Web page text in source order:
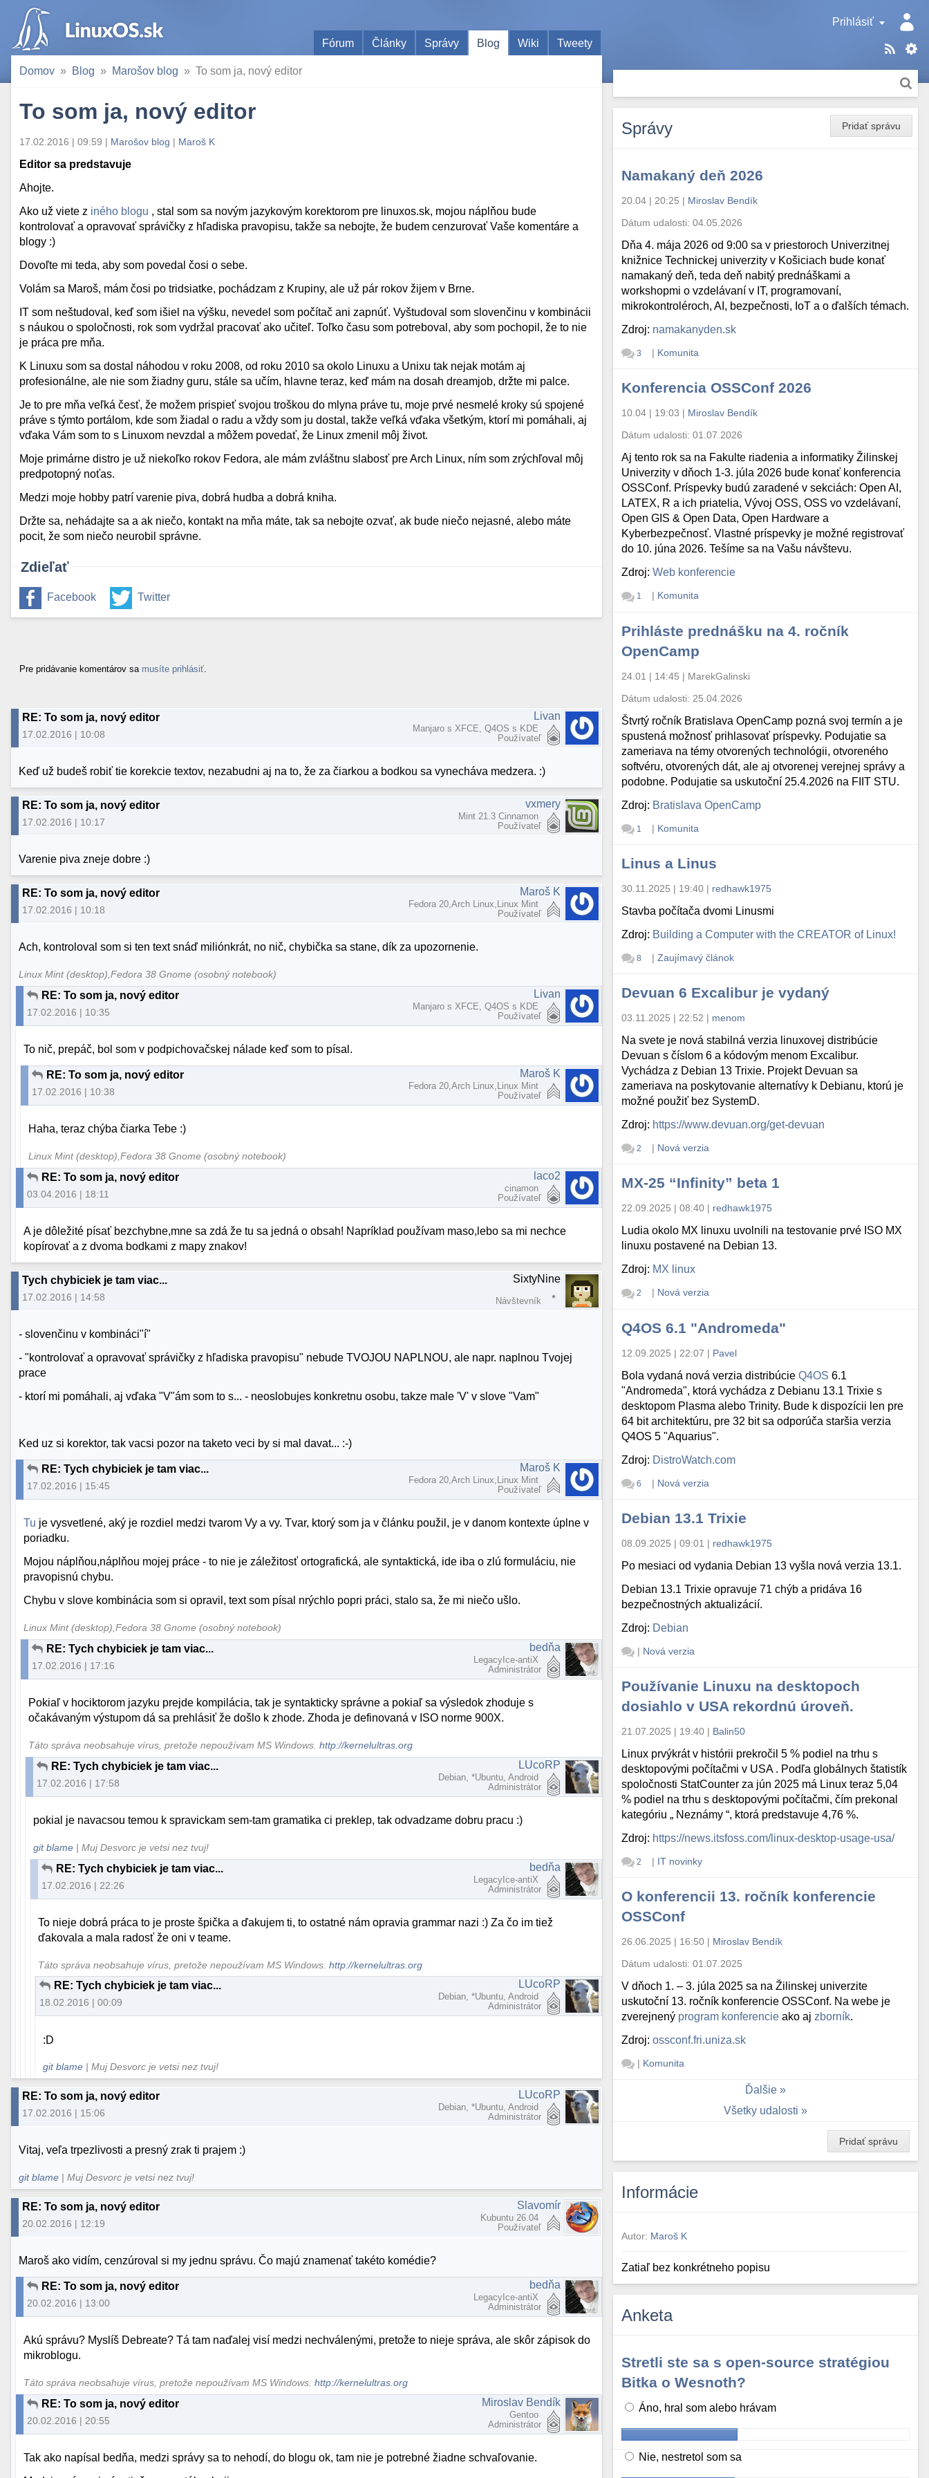
Prihlásiť
Fórum
Články Správy Blog Wiki Tweety
Domov Blog Marošov blog To som ja, nový editor
To som ja, nový editor
17.02.2016 | 09:59 | Marošov blog | Maroš K
Editor sa predstavuje
Ahojte.
Ako už viete z iného blogu , stal som sa novým jazykovým korektorom pre linuxos.sk, mojou náplňou bude
kontrolovať a opravovať správičky z hľadiska pravopisu, takže sa nebojte, že budem cenzurovať Vaše komentáre a
blogy :)
Dovoľte mi teda, aby som povedal čosi o sebe.
Volám sa Maroš, mám čosi po tridsiatke, pochádzam z Krupiny, ale už pár rokov žijem v Brne.
IT som neštudoval, keď som išiel na výšku, nevedel som počítač ani zapnúť. Vyštudoval som slovenčinu v kombinácii
s náukou o spoločnosti, rok som vydržal pracovať ako učiteľ. Toľko času som potreboval, aby som pochopil, že to nie
je práca pre mňa.
K Linuxu som sa dostal náhodou v roku 2008, od roku 2010 sa okolo Linuxu a Unixu tak nejak motám aj
profesionálne, ale nie som žiadny guru, stále sa učím, hlavne teraz, keď mám na dosah dreamjob, držte mi palce.
Je to pre mňa veľká česť, že možem prispieť svojou troškou do mlyna práve tu, moje prvé nesmelé kroky sú spojené
práve s týmto portálom, kde som žiadal o radu a vždy som ju dostal, takže veľká vďaka všetkým, ktorí mi pomáhali, aj
vďaka Vám som to s Linuxom nevzdal a môžem povedať, že Linux zmenil môj život.
Moje primárne distro je už niekoľko rokov Fedora, ale mám zvláštnu slabosť pre Arch Linux, ním som zrýchľoval môj
predpotopný noťas.
Medzi moje hobby patrí varenie piva, dobrá hudba a dobrá kniha.
Držte sa, nehádajte sa a ak niečo, kontakt na mňa máte, tak sa nebojte ozvať, ak bude niečo nejasné, alebo máte
pocit, že som niečo neurobil správne.
Zdieľať
Facebook Twitter
Pre pridávanie komentárov sa musíte prihlásiť
RE: To som ja, nový editor
17.02.2016 | 10:08
Livan
Manjaro s XFCE, Q4OS s KDE
Používateľ
Keď už budeš robiť tie korekcie textov, nezabudni aj na to, že za čiarkou a bodkou sa vynecháva medzera. :)
RE: To som ja, nový editor
17.02.2016 | 10:17
vxmery
Mint 21.3 Cinnamon
Používateľ
Varenie piva zneje dobre :)
RE: To som ja, nový editor
17.02.2016 | 10:18
Maroš K
Fedora 20,Arch Linux,Linux Mint
Používateľ
Ach, kontroloval som si ten text snáď miliónkrát, no nič, chybička sa stane, dík za upozornenie.
Linux Mint (desktop),Fedora 38 Gnome (osobný notebook)
RE: To som ja, nový editor
17.02.2016 | 10:35
Livan
Manjaro s XFCE, Q4OS s KDE
Používateľ
To nič, prepáč, bol som v podpichovačskej nálade keď som to písal.
RE: To som ja, nový editor
17.02.2016 | 10:38
Maroš K
Fedora 20,Arch Linux,Linux Mint
Používateľ
Haha, teraz chýba čiarka Tebe :)
Linux Mint (desktop),Fedora 38 Gnome (osobný notebook)
RE: To som ja, nový editor
03.04.2016 | 18:11
laco2
cinamon
Používateľ
A je dôležité písať bezchybne,mne sa zdá že tu sa jedná o obsah! Napríklad používam maso,lebo sa mi nechce
kopírovať a z dvoma bodkami z mapy znakov!
Tych chybiciek je tam viac...
17.02.2016 | 14:58
SixtyNine
Návštevník
- slovenčinu v kombináci"í"
- "kontrolovať a opravovať správičky z hľadiska pravopisu" nebude TVOJOU NAPLNOU, ale napr. naplnou Tvojej
prace
- ktorí mi pomáhali, aj vďaka "V"ám som to s... - neoslobujes konkretnu osobu, takze male 'V' v slove "Vam"
Ked uz si korektor, tak vacsi pozor na taketo veci by si mal davat... :-)
RE: Tych chybiciek je tam viac...
17.02.2016 | 15:45
Maroš K
Fedora 20,Arch Linux,Linux Mint
Používateľ
Tu je vysvetlené, aký je rozdiel medzi tvarom Vy a vy. Tvar, ktorý som ja v článku použil, je v danom kontexte úplne v
poriadku.
Mojou náplňou,náplňou mojej práce - to nie je záležitosť ortografická, ale syntaktická, ide iba o zlú formuláciu, nie
pravopisnú chybu.
Chybu v slove kombinácia som si opravil, text som písal nrýchlo popri práci, stalo sa, že mi niečo ušlo.
Linux Mint (desktop),Fedora 38 Gnome (osobný notebook)
RE: Tych chybiciek je tam viac...
17.02.2016 | 17:16
bedňa
LegacyIce-antiX
Administrátor
Pokiaľ v hociktorom jazyku prejde kompilácia, tak je syntakticky správne a pokiaľ sa výsledok zhoduje s
očakávaným výstupom dá sa prehlásiť že došlo k zhode. Zhoda je definovaná v ISO norme 900X.
Táto správa neobsahuje vírus, pretože nepoužívam MS Windows.http://kernelultras.org
RE: Tych chybiciek je tam viac...
17.02.2016 | 17:58
LUcoRP
Debian, *Ubuntu, Android
Administrátor
pokial je navacsou temou k spravickam sem-tam gramatika ci preklep, tak odvadzame dobru pracu :)
git blame | Muj Desvorc je vetsi nez tvuj!
RE: Tych chybiciek je tam viac...
17.02.2016 | 22:26
bedňa
LegacyIce-antiX
Administrátor
To nieje dobrá práca to je proste špička a ďakujem ti, to ostatné nám opravia grammar nazi :) Za čo im tiež
ďakovala a mala radosť že oni v teame.
Táto správa neobsahuje vírus, pretože nepoužívam MS Windows.http://kernelultras.org
RE: Tych chybiciek je tam viac...
18.02.2016 | 00:09
LUcoRP
Debian, *Ubuntu, Android
Administrátor
:D
git blame | Muj Desvorc je vetsi nez tvuj!
RE: To som ja, nový editor
17.02.2016 | 15:06
LUcoRP
Debian, *Ubuntu, Android
Administrátor
Vitaj, veľa trpezlivosti a presný zrak ti prajem :)
git blame | Muj Desvorc je vetsi nez tvuj!
RE: To som ja, nový editor
20.02.2016 | 12:19
Slavomír
Kubuntu 26.04
Používateľ
Maroš ako vidím, cenzúroval si my jednu správu. Čo majú znamenať takéto komédie?
RE: To som ja, nový editor
20.02.2016 | 13:00
bedňa
LegacyIce-antiX
Administrátor
Akú správu? Myslíš Debreate? Tá tam naďalej visí medzi nechválenými, pretože to nieje správa, ale skôr zápisok do
mikroblogu.
Táto správa neobsahuje vírus, pretože nepoužívam MS Windows.http://kernelultras.org
RE: To som ja, nový editor
20.02.2016 | 20:55
Miroslav Bendík
Gentoo
Administrátor
Tak ako napísal bedňa, medzi správy sa to nehodí, do blogu ok, tam nie je potrebné žiadne schvaľovanie.
Pridať správu
Správy
Namakaný deň 2026
20.04 | 20:25 | Miroslav Bendík
Dátum udalosti:04.05.2026
Dňa 4. mája 2026 od 9:00 sa v priestoroch Univerzitnej
knižnice Technickej univerzity v Košiciach bude konať
namakaný deň, teda deň nabitý prednáškami a
workshopmi o vzdelávaní v IT, programovaní,
mikrokontroléroch, AI, bezpečnosti, IoT a o ďalších témach.
Zdroj: namakanyden.sk
3 | Komunita
Konferencia OSSConf 2026
10.04 | 19:03 | Miroslav Bendík
Dátum udalosti:01.07.2026
Aj tento rok sa na Fakulte riadenia a informatiky Žilinskej
Univerzity v dňoch 1-3. júla 2026 bude konať konferencia
OSSConf. Príspevky budú zaradené v sekciách: Open AI,
LATEX, R a ich priatelia, Vývoj OSS, OSS vo vzdelávaní,
Open GIS & Open Data, Open Hardware a
Kyberbezpečnosť. Vlastné príspevky je možné registrovať
do 10. júna 2026. Tešíme sa na Vašu návštevu.
Zdroj:Web konferencie
1 | Komunita
Prihláste prednášku na 4. ročník
OpenCamp
24.01 | 14:45 | MarekGalinski
Dátum udalosti: 25.04.2026
Štvrtý ročník Bratislava OpenCamp pozná svoj termín a je
spustená možnosť prihlasovať príspevky. Podujatie sa
zameriava na témy otvorených technológii, otvoreného
softvéru, otvorených dát, ale aj otvorenej verejnej správy a
podobne. Podujatie sa uskutoční 25.4.2026 na FIIT STU.
Zdroj: Bratislava OpenCamp
1 | Komunita
Linus a Linus
30.11.2025 | 19:40 | redhawk1975
Stavba počítača dvomi Linusmi
Zdroj: Building a Computer with the CREATOR of Linux!
8 | Zaujímavý článok
Devuan 6 Excalibur je vydaný
03.11.2025 | 22:52 | menom
Na svete je nová stabilná verzia linuxovej distribúcie
Devuan s číslom 6 a kódovým menom Excalibur.
Vychádza z Debian 13 Trixie. Projekt Devuan sa
zameriava na poskytovanie alternatívy k Debianu, ktorú je
možné použiť bez SystemD.
Zdroj: https://www.devuan.org/get-devuan
2 | Nová verzia
MX-25 “Infinity” beta 1
22.09.2025 | 08:40 | redhawk1975
Ludia okolo MX linuxu uvolnili na testovanie prvé ISO MX
linuxu postavené na Debian 13.
Zdroj: MX linux
2 | Nová verzia
Q4OS 6.1 "Andromeda"
12.09.2025 | 22:07 | Pavel
Bola vydaná nová verzia distribúcieQ4OS 6.1
"Andromeda", ktorá vychádza z Debianu 13.1 Trixie s
desktopom Plasma alebo Trinity. Bude k dispozícii len pre
64 bit architektúru, pre 32 bit sa odporúča staršia verzia
Q4OS 5 "Aquarius".
Zdroj: DistroWatch.com
6 | Nová verzia
Debian 13.1 Trixie
08.09.2025 | 09:01 | redhawk1975
Po mesiaci od vydania Debian 13 vyšla nová verzia 13.1.
Debian 13.1 Trixie opravuje 71 chýb a pridáva 16
bezpečnostných aktualizácií.
Zdroj: Debian
| Nová verzia
Používanie Linuxu na desktopoch
dosiahlo v USA rekordnú úroveň.
21.07.2025 | 19:40 | Balin50
Linux prvýkrát v histórii prekročil 5 % podiel na trhu s
desktopovými počítačmi v USA . Podľa globálnych štatistík
spoločnosti StatCounter za jún 2025 má Linux teraz 5,04
% podiel na trhu s desktopovými počítačmi, čím prekonal
kategóriu „ Neznámy “, ktorá predstavuje 4,76 %.
Zdroj: https://news.itsfoss.com/linux-desktop-usage-usa/
2 | IT novinky
O konferencii 13. ročník konferencie
OSSConf
26.06.2025 | 16:50 | Miroslav Bendík
Dátum udalosti:01.07.2025
V dňoch 1. – 3. júla 2025 sa na Žilinskej univerzite
uskutoční 13. ročník konferencie OSSConf. Na webe je
zverejnený program konferencie ako aj zborník.
Zdroj:ossconf.fri.uniza.sk
| Komunita
Ďalšie
Všetky udalosti
Pridať správu
Informácie
Autor: Maroš K
Zatiaľ bez konkrétneho popisu
Anketa
Stretli ste sa s open-source stratégiou
Bitka o Wesnoth?
Áno, hral som alebo hrávam
Nie, nestretol som sa